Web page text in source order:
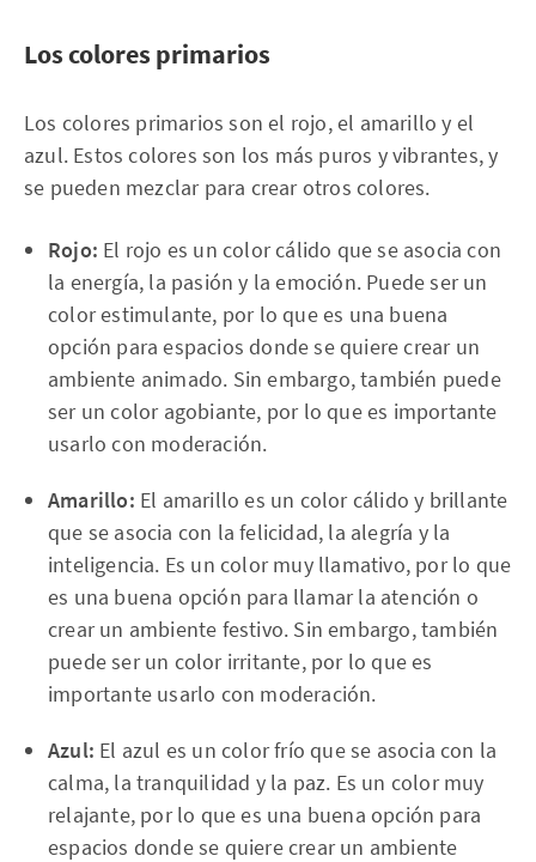
Los colores primarios
Los colores primarios son el rojo, el amarillo y el
azul. Estos colores son los más puros y vibrantes, y
se pueden mezclar para crear otros colores.
Rojo: El rojo es un color cálido que se asocia con
la energía, la pasión y la emoción. Puede ser un
color estimulante, por lo que es una buena
opción para espacios donde se quiere crear un
ambiente animado. Sin embargo, también puede
ser un color agobiante, por lo que es importante
usarlo con moderación.
Amarillo: El amarillo es un color cálido y brillante
que se asocia con la felicidad, la alegría y la
inteligencia. Es un color muy llamativo, por lo que
es una buena opción para llamar la atención o
crear un ambiente festivo. Sin embargo, también
puede ser un color irritante, por lo que es
importante usarlo con moderación.
Azul: El azul es un color frío que se asocia con la
calma, la tranquilidad y la paz. Es un color muy
relajante, por lo que es una buena opción para
espacios donde se quiere crear un ambiente